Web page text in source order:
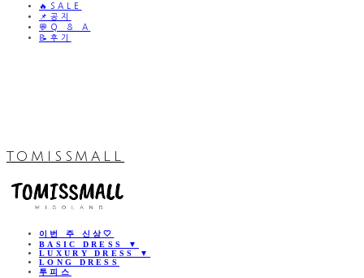
🔥SALE
📌공지
💬Q & A
📝후기
TOMISSMALL
이번 주 신상🤍
BASIC DRESS ▼
LUXURY DRESS ▼
LONG DRESS
투피스